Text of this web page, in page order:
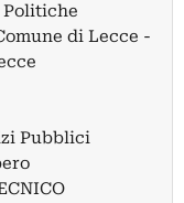
Politiche
di Lecce -
Pubblici